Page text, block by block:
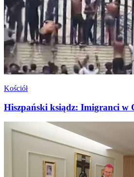
Kościół
Hiszpański ksiądz: Imigranci w